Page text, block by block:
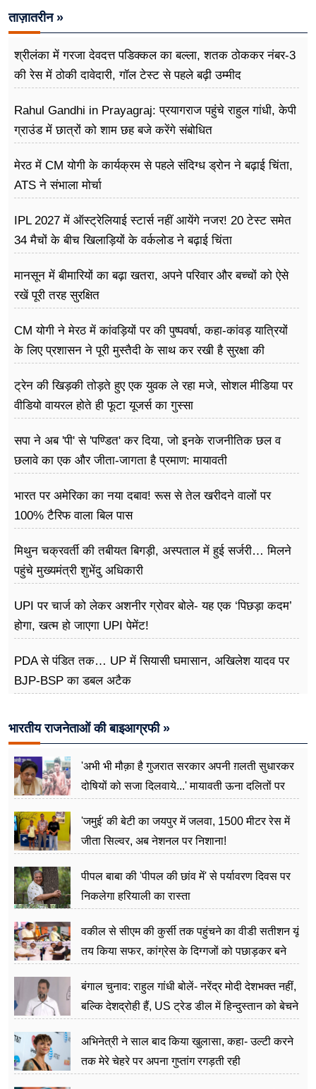
ताज़ातरीन »
श्रीलंका में गरजा देवदत्त पडिक्कल का बल्ला, शतक ठोककर नंबर-3
की रेस में ठोकी दावेदारी, गॉल टेस्ट से पहले बढ़ी उम्मीद
Rahul Gandhi in Prayagraj: प्रयागराज पहुंचे राहुल गांधी, केपी
ग्राउंड में छात्रों को शाम छह बजे करेंगे संबोधित
मेरठ में CM योगी के कार्यक्रम से पहले संदिग्ध ड्रोन ने बढ़ाई चिंता,
ATS ने संभाला मोर्चा
IPL 2027 में ऑस्ट्रेलियाई स्टार्स नहीं आयेंगे नजर! 20 टेस्ट समेत
34 मैचों के बीच खिलाड़ियों के वर्कलोड ने बढ़ाई चिंता
मानसून में बीमारियों का बढ़ा खतरा, अपने परिवार और बच्चों को ऐसे
रखें पूरी तरह सुरक्षित
CM योगी ने मेरठ में कांवड़ियों पर की पुष्पवर्षा, कहा-कांवड़ यात्रियों
के लिए प्रशासन ने पूरी मुस्तैदी के साथ कर रखी है सुरक्षा की
ट्रेन की खिड़की तोड़ते हुए एक युवक ले रहा मजे, सोशल मीडिया पर
वीडियो वायरल होते ही फूटा यूजर्स का गुस्सा
सपा ने अब 'पी' से 'पण्डित' कर दिया, जो इनके राजनीतिक छल व
छलावे का एक और जीता-जागता है प्रमाण: मायावती
भारत पर अमेरिका का नया दबाव! रूस से तेल खरीदने वालों पर
100% टैरिफ वाला बिल पास
मिथुन चक्रवर्ती की तबीयत बिगड़ी, अस्पताल में हुई सर्जरी… मिलने
पहुंचे मुख्यमंत्री शुभेंदु अधिकारी
UPI पर चार्ज को लेकर अशनीर ग्रोवर बोले- यह एक ‘पिछड़ा कदम’
होगा, खत्म हो जाएगा UPI पेमेंट!
PDA से पंडित तक… UP में सियासी घमासान, अखिलेश यादव पर
BJP-BSP का डबल अटैक
भारतीय राजनेताओं की बाइआग्रफी »
'अभी भी मौक़ा है गुजरात सरकार अपनी ग़लती सुधारकर
दोषियों को सजा दिलवाये...' मायावती ऊना दलितों पर
'जमुई' की बेटी का जयपुर में जलवा, 1500 मीटर रेस में
जीता सिल्वर, अब नेशनल पर निशाना!
पीपल बाबा की 'पीपल की छांव में' से पर्यावरण दिवस पर
निकलेगा हरियाली का रास्ता
वकील से सीएम की कुर्सी तक पहुंचने का वीडी सतीशन यूं
तय किया सफर, कांग्रेस के दिग्गजों को पछाड़कर बने
बंगाल चुनाव: राहुल गांधी बोलें- नरेंद्र मोदी देशभक्त नहीं,
बल्कि देशद्रोही हैं, US ट्रेड डील में हिन्दुस्तान को बेचने
अभिनेत्री ने साल बाद किया खुलासा, कहा- उल्टी करने
तक मेरे चेहरे पर अपना गुप्तांग रगड़ती रही